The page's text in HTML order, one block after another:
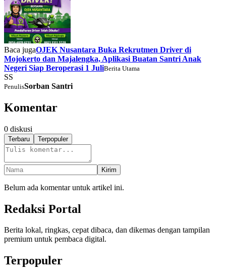
Baca jugaOJEK Nusantara Buka Rekrutmen Driver di
Mojokerto dan Majalengka, Aplikasi Buatan Santri Anak
Negeri Siap Beroperasi 1 JuliBerita Utama
SS
PenulisSorban Santri
Komentar
0 diskusi
Terbaru Terpopuler
Kirim
Belum ada komentar untuk artikel ini.
Redaksi Portal
Berita lokal, ringkas, cepat dibaca, dan dikemas dengan tampilan
premium untuk pembaca digital.
Terpopuler